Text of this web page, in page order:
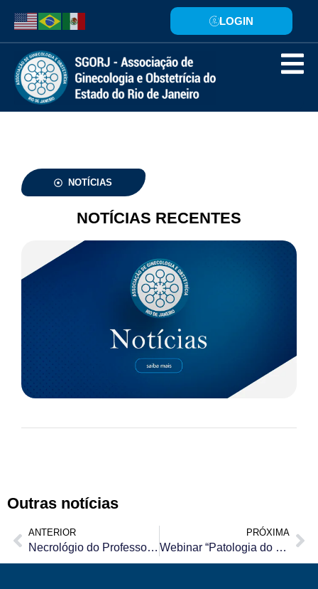
LOGIN
NOTÍCIAS
NOTÍCIAS RECENTES
Outras notícias
ANTERIOR
Necrológio do Professor Luiz Camano
PRÓXIMA
Webinar “Patologia do Trato genital Inferior e Colposcopia”